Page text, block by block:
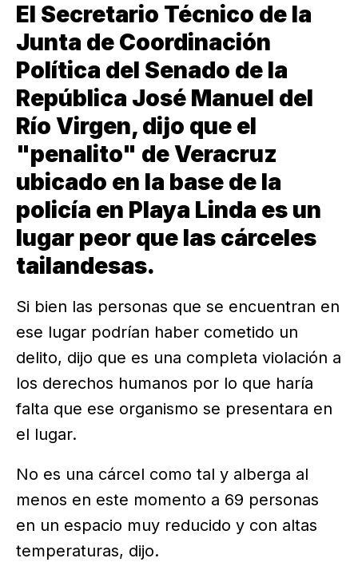
El Secretario Técnico de la
Junta de Coordinación
Política del Senado de la
República José Manuel del
Río Virgen, dijo que el
"penalito" de Veracruz
ubicado en la base de la
policía en Playa Linda es un
lugar peor que las cárceles
tailandesas.
Si bien las personas que se encuentran en
ese lugar podrían haber cometido un
delito, dijo que es una completa violación a
los derechos humanos por lo que haría
falta que ese organismo se presentara en
el lugar.
No es una cárcel como tal y alberga al
menos en este momento a 69 personas
en un espacio muy reducido y con altas
temperaturas, dijo.